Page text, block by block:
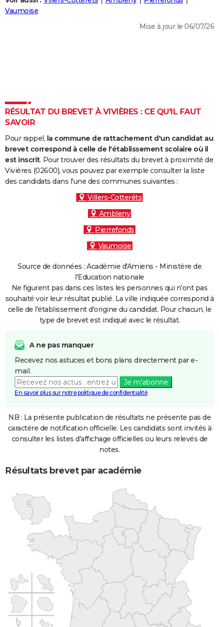
Destinations
City break
Voyage nature
Voyage de noces
Forum
Climat
+
PHOTO
Dictionnaire
Biographies
Citations
Expressions
Proverbes
PROGRAMME TV
S'inscrire
Se connecter
Lycées
Collèges
Primaires
Universités
Entreprises
Service militaire
Avis de recherche
AVIS DE DÉCÈS
FORUM
Vaumoise
Mise à jour le 06/07/26
RÉSULTAT DU BREVET À VIVIÈRES : CE QU'IL FAUT
SAVOIR
Pour rappel, la commune de rattachement d'un candidat au
brevet correspond à celle de l'établissement scolaire où il
est inscrit. Pour trouver des résultats du brevet à proximité de
Vivières (02600), vous pouvez par exemple consulter la liste
des candidats dans l'une des communes suivantes :
Villers-Cotterêts
Ambleny
Pierrefonds
Vaumoise
Source de données : Académie d'Amiens - Ministère de
l'Education nationale
Ne figurent pas dans ces listes les personnes qui n'ont pas
souhaité voir leur résultat publié. La ville indiquée correspond à
celle de l'établissement d'origine du candidat. Pour chacun, le
type de brevet est indiqué avec le résultat.
A ne pas manquer
Recevez nos astuces et bons plans directement par e-
mail.
Je m'abonne
En savoir plus sur notre politique de confidentialité
NB : La présente publication de résultats ne présente pas de
caractère de notification officielle. Les candidats sont invités à
consulter les listes d'affichage officielles ou leurs relevés de
notes.
Résultats brevet par académie